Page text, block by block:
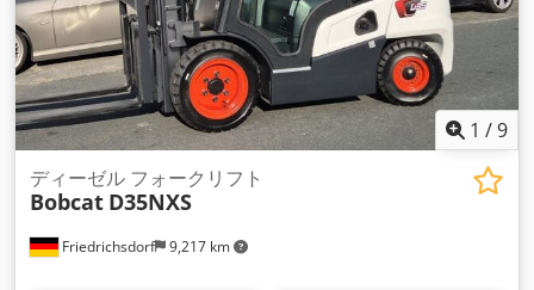
1 /9
Friedrichsdorf 9,217 km
ディーゼル フォークリフト
Bobcat D35NXS